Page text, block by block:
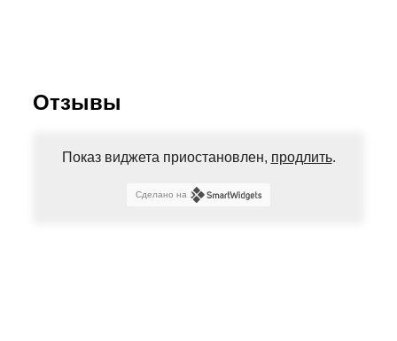
Отзывы
Показ виджета приостановлен, продлить.
Сделано на